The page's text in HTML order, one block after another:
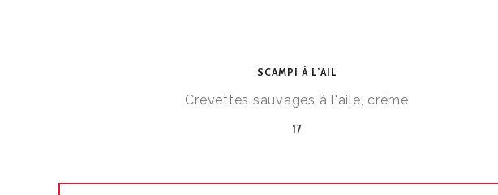
SCAMPI À L’AIL
Crevettes sauvages à l'aile, crème
17